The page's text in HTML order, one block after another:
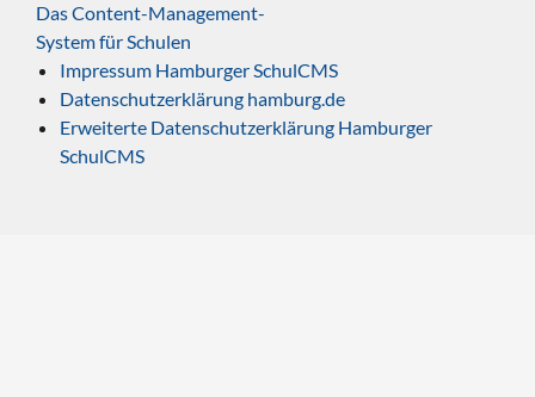
Das Content-Management-
System für Schulen
Impressum Hamburger SchulCMS
Datenschutzerklärung hamburg.de
Erweiterte Datenschutzerklärung Hamburger
SchulCMS